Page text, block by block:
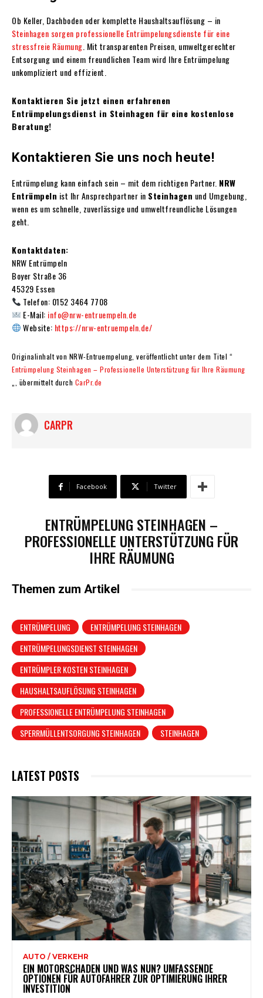
Ob Keller, Dachboden oder komplette Haushaltsauflösung – in
Steinhagen sorgen professionelle Entrümpelungsdienste für eine
stressfreie Räumung . Mit transparenten Preisen, umweltgerechter
Entsorgung und einem freundlichen Team wird Ihre Entrümpelung
unkompliziert und effizient.
Kontaktieren Sie jetzt einen erfahrenen
Entrümpelungsdienst in Steinhagen für eine kostenlose
Beratung!
Kontaktieren Sie uns noch heute!
Entrümpelung kann einfach sein – mit dem richtigen Partner. NRW
Entrümpeln ist Ihr Ansprechpartner in Steinhagen und Umgebung,
wenn es um schnelle, zuverlässige und umweltfreundliche Lösungen
geht.
Kontaktdaten:
NRW Entrümpeln
Boyer Straße 36
45329 Essen
Telefon: 0152 3464 7708
E-Mail: info@nrw-entruempeln.de
Website: https://nrw-entruempeln.de/
Originalinhalt von NRW-Entruempelung, veröffentlicht unter dem Titel “
Entrümpelung Steinhagen – Professionelle Unterstützung für Ihre Räumung
„, übermittelt durch CarPr.de
CARPR
Facebook Twitter
ENTRÜMPELUNG STEINHAGEN –
PROFESSIONELLE UNTERSTÜTZUNG FÜR
IHRE RÄUMUNG
Themen zum Artikel
ENTRÜMPELUNG
ENTRÜMPELUNG STEINHAGEN
ENTRÜMPELUNGSDIENST STEINHAGEN
ENTRÜMPLER KOSTEN STEINHAGEN
HAUSHALTSAUFLÖSUNG STEINHAGEN
PROFESSIONELLE ENTRÜMPELUNG STEINHAGEN
SPERRMÜLLENTSORGUNG STEINHAGEN
STEINHAGEN
LATEST POSTS
AUTO / VERKEHR
EIN MOTORSCHADEN UND WAS NUN? UMFASSENDE
OPTIONEN FÜR AUTOFAHRER ZUR OPTIMIERUNG IHRER
INVESTITION